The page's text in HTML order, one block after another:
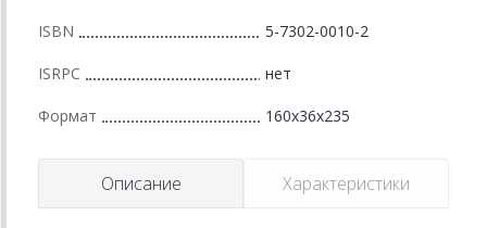
ISBN 5-7302-0010-2
ISRPC нет
Формат 160x36x235
Описание Характеристики